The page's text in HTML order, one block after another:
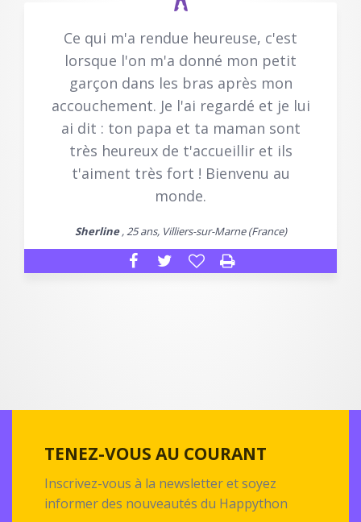
Ce qui m'a rendue heureuse, c'est
lorsque l'on m'a donné mon petit
garçon dans les bras après mon
accouchement. Je l'ai regardé et je lui
ai dit : ton papa et ta maman sont
très heureux de t'accueillir et ils
t'aiment très fort ! Bienvenu au
monde.
Sherline, 25 ans, Villiers-sur-Marne (France)
TENEZ-VOUS AU COURANT
Inscrivez-vous à la newsletter et soyez
informer des nouveautés du Happython